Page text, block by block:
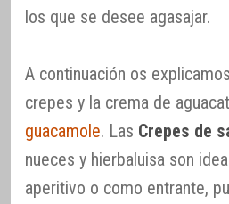
los que se desee agasajar.
A continuación os
crepes y la crema de
guacamole. Las Crepes de
nueces y hierbaluisa son
aperitivo o como entrante,